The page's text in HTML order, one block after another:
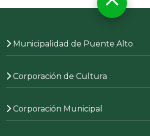
Municipalidad de Puente Alto
Corporación de Cultura
Corporación Municipal